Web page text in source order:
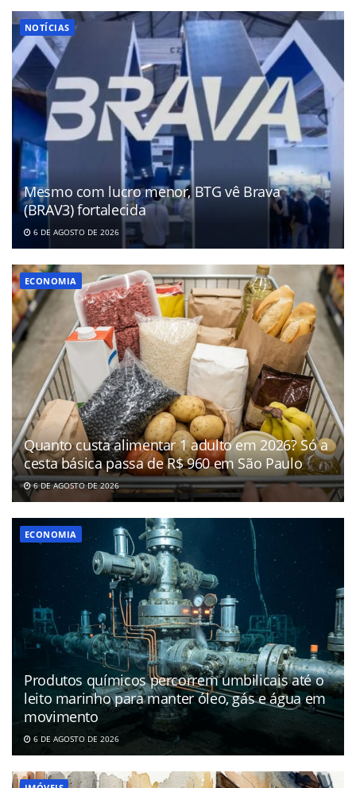
NOTÍCIAS
Mesmo com lucro menor, BTG vê Brava
(BRAV3) fortalecida
6 DE AGOSTO DE 2026
ECONOMIA
Quanto custa alimentar 1 adulto em 2026? Só a
cesta básica passa de R$ 960 em São Paulo
6 DE AGOSTO DE 2026
ECONOMIA
Produtos químicos percorrem umbilicais até o
leito marinho para manter óleo, gás e água em
movimento
6 DE AGOSTO DE 2026